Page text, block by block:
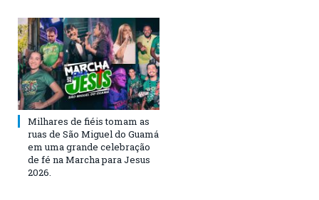
Milhares de fiéis tomam as
ruas de São Miguel do Guamá
em uma grande celebração
de fé na Marcha para Jesus
2026.